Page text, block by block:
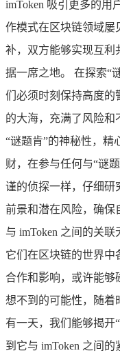
imToken 吸引更多的用
作模式在区块链领域屡
补，双方能够实现互利
据一席之地。 在探索“
们必须时刻保持高度的
的大海，充满了风险和
“谜题肯”的神秘性，精
财，在参与任何与“谜
谨的侦探一样，仔细研
前景和潜在风险，确保
与 imToken 之间的关
它们在区块链的世界中
合作和影响，或许能够
想不到的可能性，随着
有一天，我们能够揭开
到它与 imToken 之间